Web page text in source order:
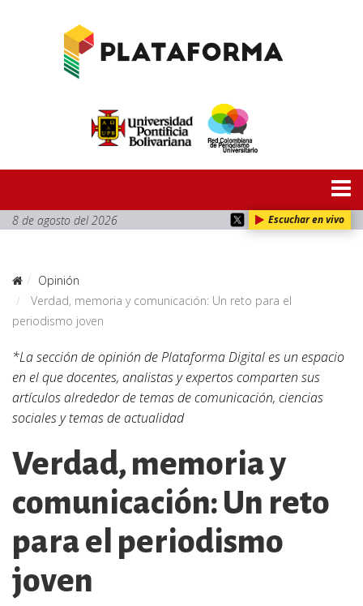
8 de agosto del 2026 Escuchar en vivo
Opinión
Verdad, memoria y comunicación: Un reto para el
periodismo joven
*La sección de opinión de Plataforma Digital es un espacio
en el que docentes, analistas y expertos comparten sus
artículos alrededor de temas de comunicación, ciencias
sociales y temas de actualidad
Verdad, memoria y
comunicación: Un reto
para el periodismo
joven